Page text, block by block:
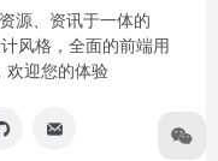
源、资讯于一体的
风格，全面的前端用
欢迎您的体验